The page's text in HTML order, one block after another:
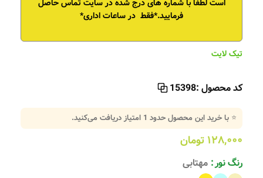
است لطفا با شماره های درج شده در سایت تماس حاصل
فرمایید.*فقط در ساعات اداری*
تیک لایت
کد محصول :15398
⭐ با خرید این محصول حدود 1 امتیاز دریافت می‌کنید.
۱۲۸,۰۰۰ تومان
رنگ نور مهتابی